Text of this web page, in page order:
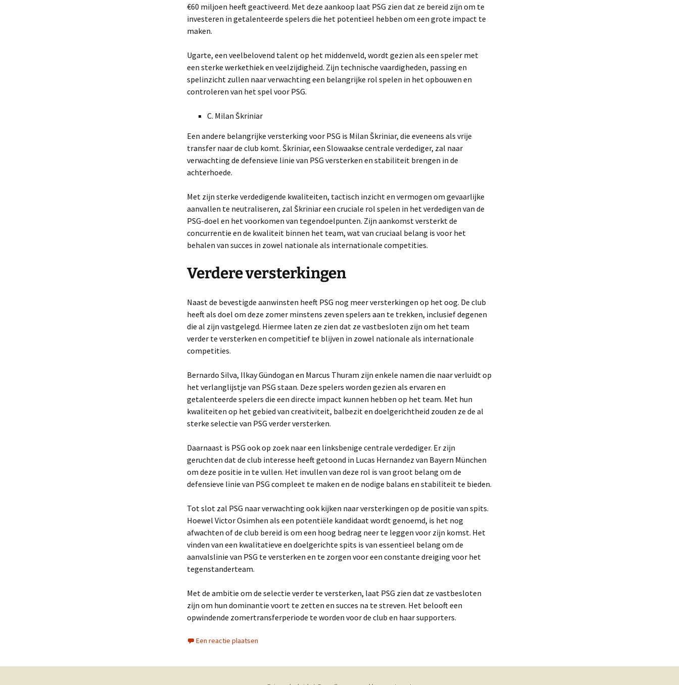
€60 miljoen heeft geactiveerd. Met deze aankoop laat PSG zien dat ze bereid zijn om te
investeren in getalenteerde spelers die het potentieel hebben om een grote impact te
maken.
Ugarte, een veelbelovend talent op het middenveld, wordt gezien als een speler met
een sterke werkethiek en veelzijdigheid. Zijn technische vaardigheden, passing en
spelinzicht zullen naar verwachting een belangrijke rol spelen in het opbouwen en
controleren van het spel voor PSG.
C. Milan Škriniar
Een andere belangrijke versterking voor PSG is Milan Škriniar, die eveneens als vrije
transfer naar de club komt. Škriniar, een Slowaakse centrale verdediger, zal naar
verwachting de defensieve linie van PSG versterken en stabiliteit brengen in de
achterhoede.
Met zijn sterke verdedigende kwaliteiten, tactisch inzicht en vermogen om gevaarlijke
aanvallen te neutraliseren, zal Škriniar een cruciale rol spelen in het verdedigen van de
PSG-doel en het voorkomen van tegendoelpunten. Zijn aankomst versterkt de
concurrentie en de kwaliteit binnen het team, wat van cruciaal belang is voor het
behalen van succes in zowel nationale als internationale competities.
Verdere versterkingen
Naast de bevestigde aanwinsten heeft PSG nog meer versterkingen op het oog. De club
heeft als doel om deze zomer minstens zeven spelers aan te trekken, inclusief degenen
die al zijn vastgelegd. Hiermee laten ze zien dat ze vastbesloten zijn om het team
verder te versterken en competitief te blijven in zowel nationale als internationale
competities.
Bernardo Silva, Ilkay Gündogan en Marcus Thuram zijn enkele namen die naar verluidt op
het verlanglijstje van PSG staan. Deze spelers worden gezien als ervaren en
getalenteerde spelers die een directe impact kunnen hebben op het team. Met hun
kwaliteiten op het gebied van creativiteit, balbezit en doelgerichtheid zouden ze de al
sterke selectie van PSG verder versterken.
Daarnaast is PSG ook op zoek naar een linksbenige centrale verdediger. Er zijn
geruchten dat de club interesse heeft getoond in Lucas Hernandez van Bayern München
om deze positie in te vullen. Het invullen van deze rol is van groot belang om de
defensieve linie van PSG compleet te maken en de nodige balans en stabiliteit te bieden.
Tot slot zal PSG naar verwachting ook kijken naar versterkingen op de positie van spits.
Hoewel Victor Osimhen als een potentiële kandidaat wordt genoemd, is het nog
afwachten of de club bereid is om een hoog bedrag neer te leggen voor zijn komst. Het
vinden van een kwalitatieve en doelgerichte spits is van essentieel belang om de
aanvalslinie van PSG te versterken en te zorgen voor een constante dreiging voor het
tegenstanderteam.
Met de ambitie om de selectie verder te versterken, laat PSG zien dat ze vastbesloten
zijn om hun dominantie voort te zetten en succes na te streven. Het belooft een
opwindende zomertransferperiode te worden voor de club en haar supporters.
Een reactie plaatsen